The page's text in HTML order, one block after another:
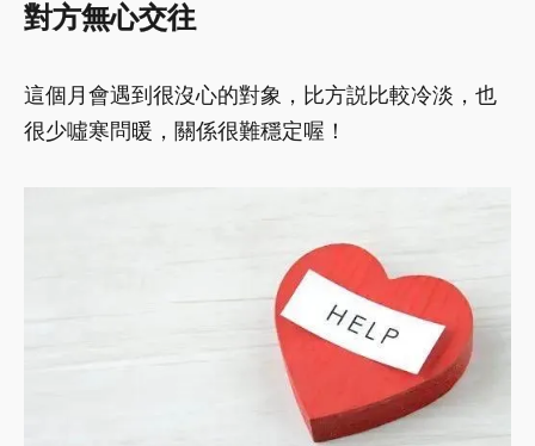
對方無心交往
這個月會遇到很沒心的對象，比方説比較冷淡，也
很少噓寒問暖，關係很難穩定喔！